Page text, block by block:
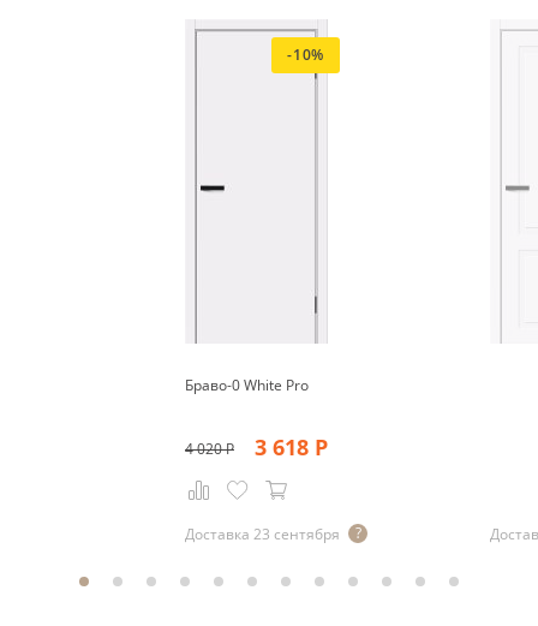
-10%
Браво-0 White Pro
4 020Р 3 618 Р
Доставка 23 сентября